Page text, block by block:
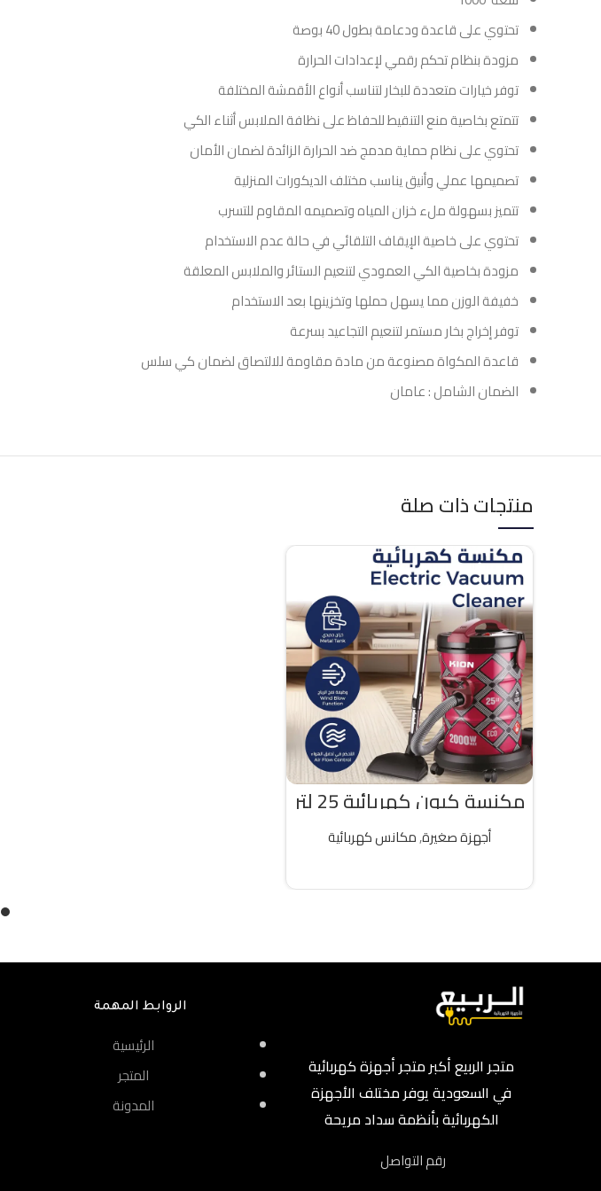
تحتوي على قاعدة ودعامة بطول 40 بوصة
مزودة بنظام تحكم رقمي لإعدادات الحرارة
توفر خيارات متعددة للبخار لتناسب أنواع الأقمشة المختلفة
تتمتع بخاصية منع التنقيط للحفاظ على نظافة الملابس أثناء الكي
تحتوي على نظام حماية مدمج ضد الحرارة الزائدة لضمان الأمان
تصميمها عملي وأنيق يناسب مختلف الديكورات المنزلية
تتميز بسهولة ملء خزان المياه وتصميمه المقاوم للتسرب
تحتوي على خاصية الإيقاف التلقائي في حالة عدم الاستخدام
مزودة بخاصية الكي العمودي لتنعيم الستائر والملابس المعلقة
خفيفة الوزن مما يسهل حملها وتخزينها بعد الاستخدام
توفر إخراج بخار مستمر لتنعيم التجاعيد بسرعة
قاعدة المكواة مصنوعة من مادة مقاومة للالتصاق لضمان كي سلس
الضمان الشامل : عامان
منتجات ذات صلة
مكنسة كيون كهربائية 25 لتر 2000 واط تركى
أجهزة صغيرة,مكانس كهربائية
متجر الربيع أكبر متجر أجهزة كهربائية
في السعودية يوفر مختلف الأجهزة
الكهربائية بأنظمة سداد مريحة
رقم التواصل
الروابط المهمة
الرئيسية
المتجر
المدونة